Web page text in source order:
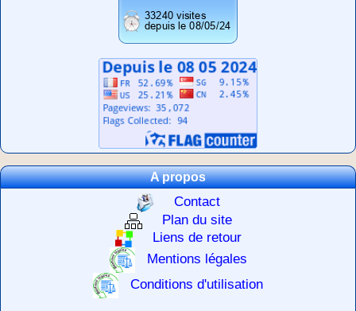
A propos
Contact
Plan du site
Liens de retour
Mentions légales
Conditions d'utilisation